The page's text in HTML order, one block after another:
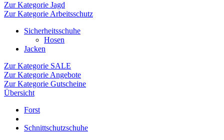
Zur Kategorie Jagd
Zur Kategorie Arbeitsschutz
Sicherheitsschuhe
Hosen
Jacken
Zur Kategorie SALE
Zur Kategorie Angebote
Zur Kategorie Gutscheine
Übersicht
Forst
Schnittschutzschuhe